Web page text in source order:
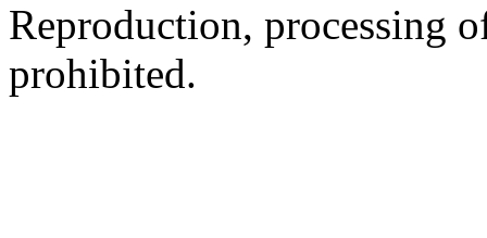
Reproduction, processing
prohibited.